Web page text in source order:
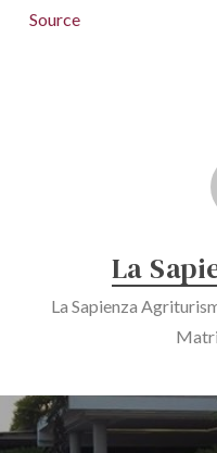
Source
La
La Sapienza